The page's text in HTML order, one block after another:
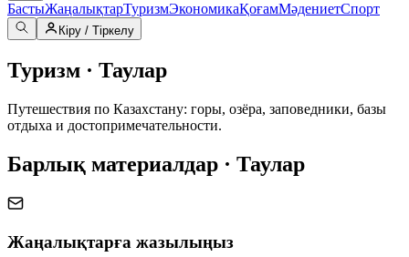
БастыЖаңалықтарТуризмЭкономикаҚоғамМәдениетСпорт
Кіру / Тіркелу
Туризм · Таулар
Путешествия по Казахстану: горы, озёра, заповедники, базы
отдыха и достопримечательности.
Барлық материалдар · Таулар
Жаңалықтарға жазылыңыз